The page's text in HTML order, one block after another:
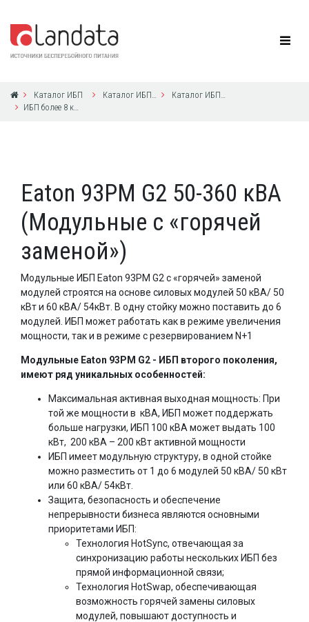
Каталог ИБП Каталог ИБП Eaton Powerware
Каталог ИБП Eaton Powerware
ИБП более 8 кВА с 3ф выходом
Eaton 93PM G2 50-360 кВА
(Модульные c «горячей
заменой»)
Модульные ИБП Eaton 93PM G2 с «горячей» заменой
модулей строятся на основе силовых модулей 50 кВА/ 50
кВт и 60 кВА/ 54кВт. В одну стойку можно поставить до 6
модулей. ИБП может работать как в режиме увеличения
мощности, так и в режиме с резервированием N+1
Модульные Eaton 93PM G2 - ИБП второго поколения,
имеют ряд уникальных особенностей:
Максимальная активная выходная мощность: При
той же мощности в кВА, ИБП может поддержать
больше нагрузки, ИБП 100 кВА может выдать 100
кВт, 200 кВА – 200 кВт активной мощности
ИБП имеет модульную структуру, в одной стойке
можно разместить от 1 до 6 модулей 50 кВА/ 50 кВт
или 60 кВА/ 54кВт.
Защита, безопасность и обеспечение
непрерывности бизнеса являются основными
приоритетами ИБП:
Технология HotSync, отвечающая за
синхронизацию работы нескольких ИБП без
прямой информационной связи;
Технология HotSwap, обеспечивающая
возможность горячей замены силовых
модулей, повышают доступность и